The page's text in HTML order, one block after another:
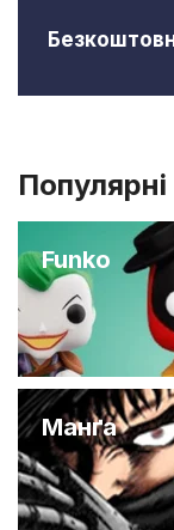
Популярні
Funko
Манґа